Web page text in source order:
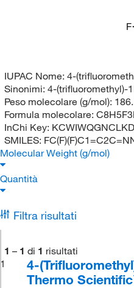
F
IUPAC Nome: 4-
Sinonimi: 4-(trifluoromethyl)-
Peso molecolare (g/mol):
Formula molecolare:
InChi Key:
SMILES:
Molecular Weight (g/mol)
Quantità
Filtra risultati
1 – 1 di 1 risultati
1
4-
Thermo